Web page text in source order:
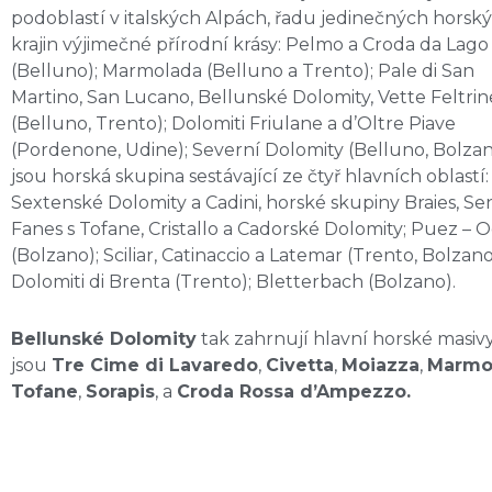
podoblastí v italských Alpách, řadu jedinečných
krajin výjimečné přírodní krásy: Pelmo a Croda da Lago
(Belluno); Marmolada (Belluno a Trento); Pale di San
Martino, San Lucano, Bellunské Dolomity, Vette
(Belluno, Trento); Dolomiti Friulane a d’Oltre Piave
(Pordenone, Udine); Severní Dolomity (Belluno,
jsou horská skupina sestávající ze čtyř hlavních oblastí:
Sextenské Dolomity a Cadini, horské skupiny Braies,
Fanes s Tofane, Cristallo a Cadorské Dolomity; Puez –
(Bolzano); Sciliar, Catinaccio a Latemar (Trento,
Dolomiti di Brenta (Trento); Bletterbach (Bolzano).
Bellunské Dolomity tak zahrnují hlavní horské
jsou Tre Cime di Lavaredo, Civetta, Moiazza,
Tofane, Sorapis, a Croda Rossa d’Ampezzo.